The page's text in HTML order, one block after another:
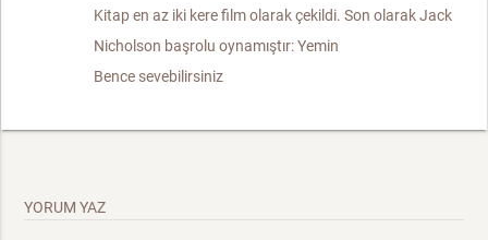
Kitap en az iki kere film olarak çekildi. Son olarak Jack
Nicholson başrolu oynamıştır: Yemin
Bence sevebilirsiniz
YORUM YAZ